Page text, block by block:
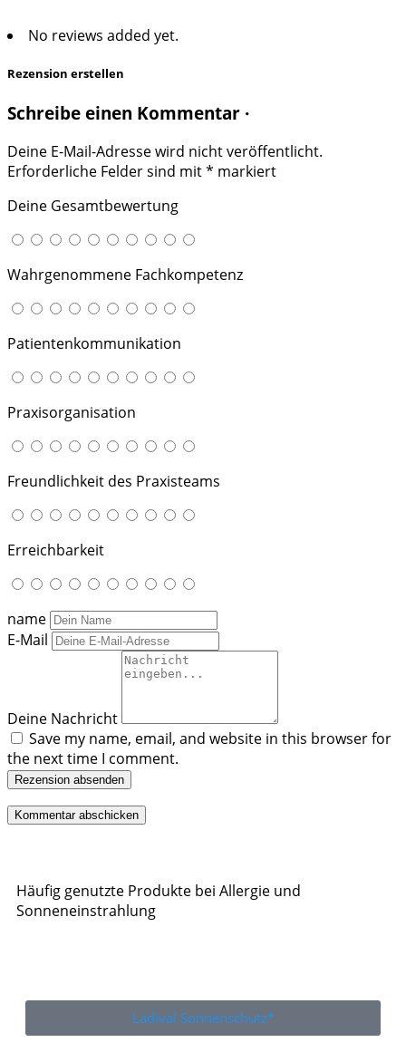
No reviews added yet.
Rezension erstellen
Schreibe einen Kommentar ·
Deine E-Mail-Adresse wird nicht veröffentlicht.
Erforderliche Felder sind mit* markiert
Deine Gesamtbewertung
Wahrgenommene Fachkompetenz
Patientenkommunikation
Praxisorganisation
Freundlichkeit des Praxisteams
Erreichbarkeit
name
E-Mail
Deine Nachricht
Save my name, email, and website in this browser for
the next time I comment.
Rezension absenden
Häufig genutzte Produkte bei Allergie und
Sonneneinstrahlung
Ladival Sonnenschutz*